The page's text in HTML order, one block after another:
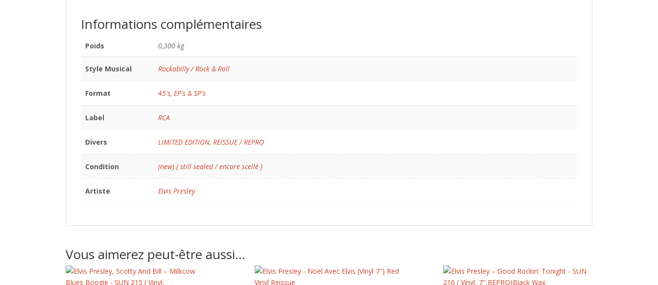
Informations complémentaires
Poids 0,300 kg
Style Musical Rockabilly / Rock & Roll
Format 45's, EP's & SP's
Label RCA
Divers LIMITED EDITION,REISSUE / REPRO
Condition (new) ( still sealed / encore scellé )
Artiste Elvis Presley
Vous aimerez peut-être aussi…